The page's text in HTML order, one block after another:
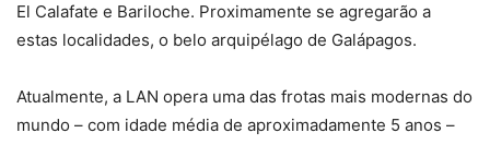
El Calafate e Bariloche. Proximamente se agregarão a
estas localidades, o belo arquipélago de Galápagos.
Atualmente, a LAN opera uma das frotas mais modernas do
mundo – com idade média de aproximadamente 5 anos –